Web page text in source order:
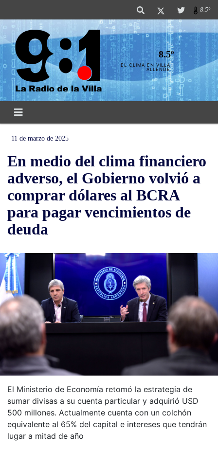
8.5º
8.5º
EL CLIMA EN VILLA
ALLENDE
11 de marzo de 2025
En medio del clima financiero
adverso, el Gobierno volvió a
comprar dólares al BCRA
para pagar vencimientos de
deuda
El Ministerio de Economía retomó la estrategia de
sumar divisas a su cuenta particular y adquirió USD
500 millones. Actualmente cuenta con un colchón
equivalente al 65% del capital e intereses que tendrán
lugar a mitad de año